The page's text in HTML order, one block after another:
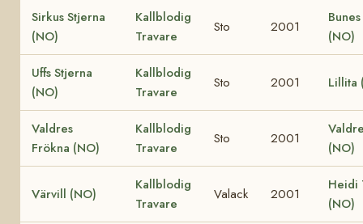
Sirkus Stjerna
(NO)
Kallblodig
Travare
Sto 2001
(NO)
Uffs Stjerna
(NO)
Kallblodig
Travare
Sto 2001 Lillita
Valdres
Frökna (NO)
Kallblodig
Travare
Sto 2001
(NO)
Värvill (NO)
Kallblodig
Travare
Valack 2001
Heidi
(NO)